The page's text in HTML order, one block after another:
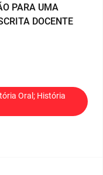
PARA UMA
DOCENTE
Oral; História